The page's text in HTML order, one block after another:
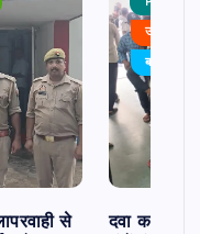
से
PUBLIC
उत्तर
बड़ी खबर
दवा कक्ष में